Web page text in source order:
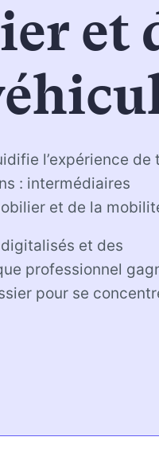
et
l’expérience de
: intermédiaires
et de la
et des
professionnel
pour se